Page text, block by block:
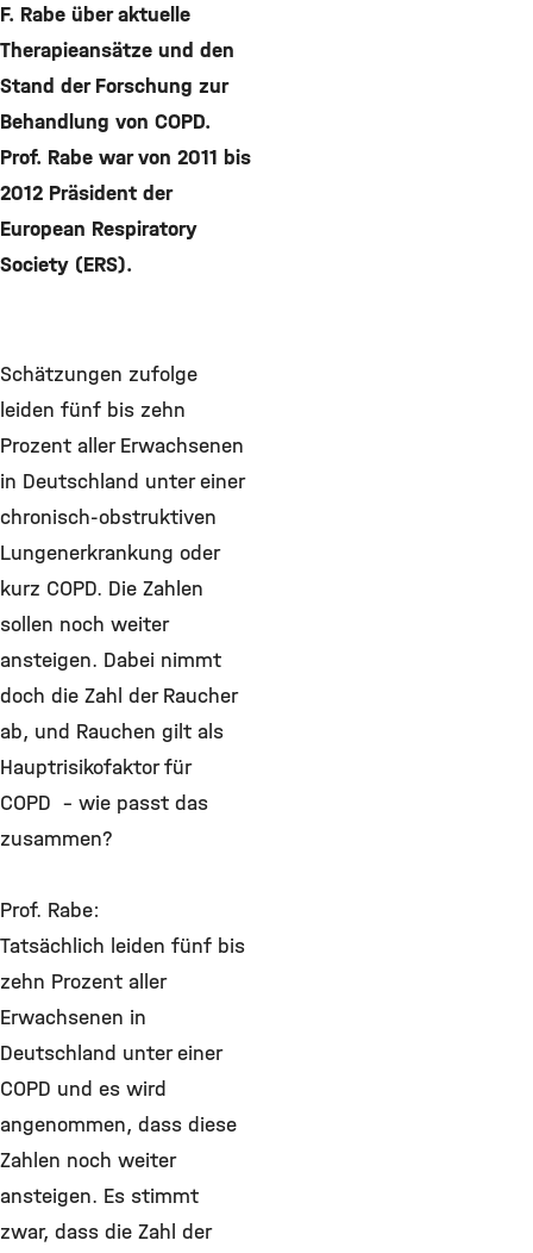
F. Rabe über aktuelle
Therapieansätze und den
Stand der Forschung zur
Behandlung von COPD.
Prof. Rabe war von 2011 bis
2012 Präsident der
European Respiratory
Society (ERS).
Schätzungen zufolge
leiden fünf bis zehn
Prozent aller Erwachsenen
in Deutschland unter einer
chronisch-obstruktiven
Lungenerkrankung oder
kurz COPD. Die Zahlen
sollen noch weiter
ansteigen. Dabei nimmt
doch die Zahl der Raucher
ab, und Rauchen gilt als
Hauptrisikofaktor für
COPD – wie passt das
zusammen?
Prof. Rabe:
Tatsächlich leiden fünf bis
zehn Prozent aller
Erwachsenen in
Deutschland unter einer
COPD und es wird
angenommen, dass diese
Zahlen noch weiter
ansteigen. Es stimmt
zwar, dass die Zahl der